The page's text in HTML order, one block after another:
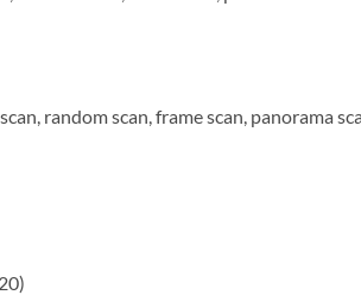
random scan, frame scan, panorama